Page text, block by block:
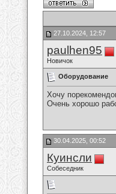
27.10.2024, 12:57
paulhen95
Новичок
Оборудование
Хочу
Очень хорошо
30.04.2025, 00:52
Куинсли
Собеседник